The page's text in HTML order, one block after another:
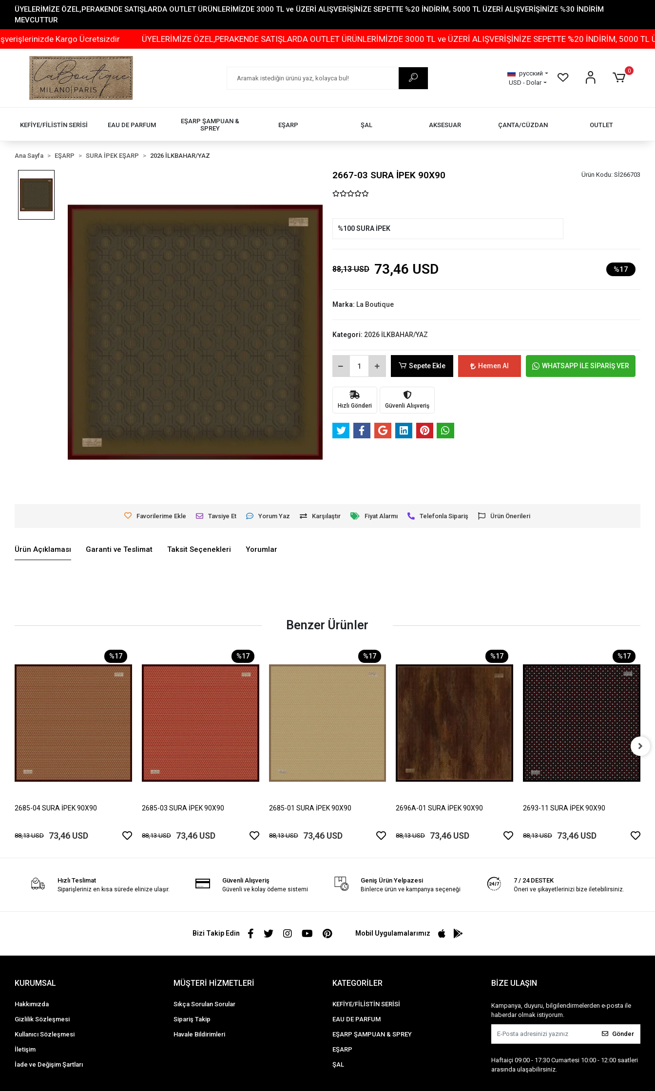
ÜYELERİMİZE ÖZEL,PERAKENDE SATIŞLARDA OUTLET ÜRÜNLERİMİZDE 3000 TL ve ÜZERİ ALIŞVERİŞİNİZE SEPETTE %20 İNDİRİM, 5000 TL ÜZERİ ALIŞVERİŞİNİZE %30 İNDİRİM
MEVCUTTUR
Kargo Ücretsizdir ÜYELERİMİZE ÖZEL,PERAKENDE SATIŞLARDA OUTLET ÜRÜNLERİMİZDE 3000 TL ve ÜZERİ ALIŞVERİŞİNİZE SEPETTE %20 İNDİRİM, 5000 TL ÜZERİ
русский
USD - Dolar
0
KEFİYE/FİLİSTİN SERİSİ EAU DE PARFUM
EŞARP ŞAMPUAN &
SPREY
EŞARP ŞAL AKSESUAR ÇANTA/CÜZDAN OUTLET
Ana Sayfa EŞARP SURA İPEK EŞARP 2026 İLKBAHAR/YAZ
2667-03 SURA İPEK 90X90 Ürün Kodu: Sİ266703
%100 SURA İPEK
88,13 USD 73,46 USD %17
Marka: La Boutique
Kategori: 2026 İLKBAHAR/YAZ
Sepete Ekle Hemen Al WHATSAPP İLE SİPARİŞ VER
Hızlı Gönderi Güvenli Alışveriş
Favorilerime Ekle Tavsiye Et Yorum Yaz Karşılaştır Fiyat Alarmı Telefonla Sipariş Ürün Önerileri
Ürün Açıklaması Garanti ve Teslimat Taksit Seçenekleri Yorumlar
Benzer Ürünler
%17
2685-04 SURA İPEK 90X90
88,13 USD 73,46 USD
%17
2685-03 SURA İPEK 90X90
88,13 USD 73,46 USD
%17
2685-01 SURA İPEK 90X90
88,13 USD 73,46 USD
%17
2696A-01 SURA İPEK 90X90
88,13 USD 73,46 USD
%17
2693-11 SURA İPEK 90X90
88,13 USD 73,46 USD
Hızlı Teslimat
Siparişleriniz en kısa sürede elinize ulaşır.
Güvenli Alışveriş
Güvenli ve kolay ödeme sistemi
Geniş Ürün Yelpazesi
Binlerce ürün ve kampanya seçeneği
7 / 24 DESTEK
Öneri ve şikayetlerinizi bize iletebilirsiniz.
Bizi Takip Edin Mobil Uygulamalarımız
KURUMSAL
Hakkımızda
Gizlilik Sözleşmesi
Kullanıcı Sözleşmesi
İletişim
İade ve Değişim Şartları
MÜŞTERİ HİZMETLERİ
Sıkça Sorulan Sorular
Sipariş Takip
Havale Bildirimleri
KATEGORİLER
KEFİYE/FİLİSTİN SERİSİ
EAU DE PARFUM
EŞARP ŞAMPUAN & SPREY
EŞARP
ŞAL
BİZE ULAŞIN
Kampanya, duyuru, bilgilendirmelerden e-posta ile
haberdar olmak istiyorum.
Gönder
Haftaiçi 09:00 - 17:30 Cumartesi 10:00 - 12:00 saatleri
arasında ulaşabilirsiniz.